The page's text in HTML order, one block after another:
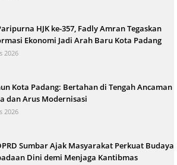
HJK ke-357, Fadly Amran Tegaskan
Ekonomi Jadi Arah Baru Kota Padang
2026
Kota Padang: Bertahan di Tengah Ancaman
dan Arus Modernisasi
2026
Sumbar Ajak Masyarakat Perkuat Budaya
Dini demi Menjaga Kantibmas